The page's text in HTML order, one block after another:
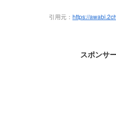
引用元： https://
スポンサ